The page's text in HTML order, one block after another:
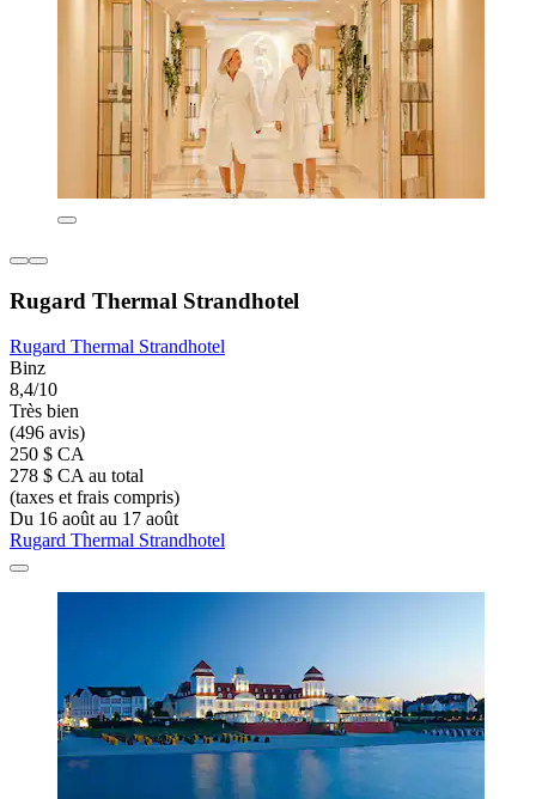
Rugard Thermal Strandhotel
Rugard Thermal Strandhotel
Binz
8,4/10
Très bien
(496 avis)
250 $ CA
278 $ CA au total
(taxes et frais compris)
Du 16 août au 17 août
Rugard Thermal Strandhotel